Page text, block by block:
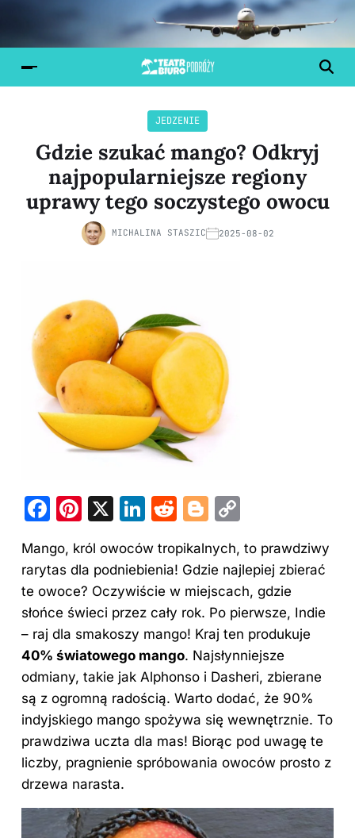
JEDZENIE
Gdzie szukać mango? Odkryj
najpopularniejsze regiony
uprawy tego soczystego owocu
MICHALINA STASZIC 2025-08-02
F
c
e
b
o
o
k
Pi
er
e
st
X
Li
k
e
dI
n
R
d
di
t
Bl
g
g
er
p
y
Li
n
k
Mango, król owoców tropikalnych, to prawdziwy
rarytas dla podniebienia! Gdzie najlepiej zbierać
te owoce? Oczywiście w miejscach, gdzie
słońce świeci przez cały rok. Po pierwsze, Indie
– raj dla smakoszy mango! Kraj ten produkuje
40% światowego mango. Najsłynniejsze
odmiany, takie jak Alphonso i Dasheri, zbierane
są z ogromną radością. Warto dodać, że 90%
indyjskiego mango spożywa się wewnętrznie. To
prawdziwa uczta dla mas! Biorąc pod uwagę te
liczby, pragnienie spróbowania owoców prosto z
drzewa narasta.